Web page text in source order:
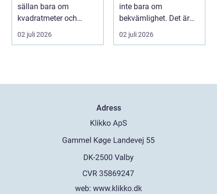
sällan bara om
kvadratmeter och
adress. Om...
02 juli 2026
inte bara om
bekvämlighet. Det är
också en fråga om
säk...
02 juli 2026
Adress
web: www.klikko.dk